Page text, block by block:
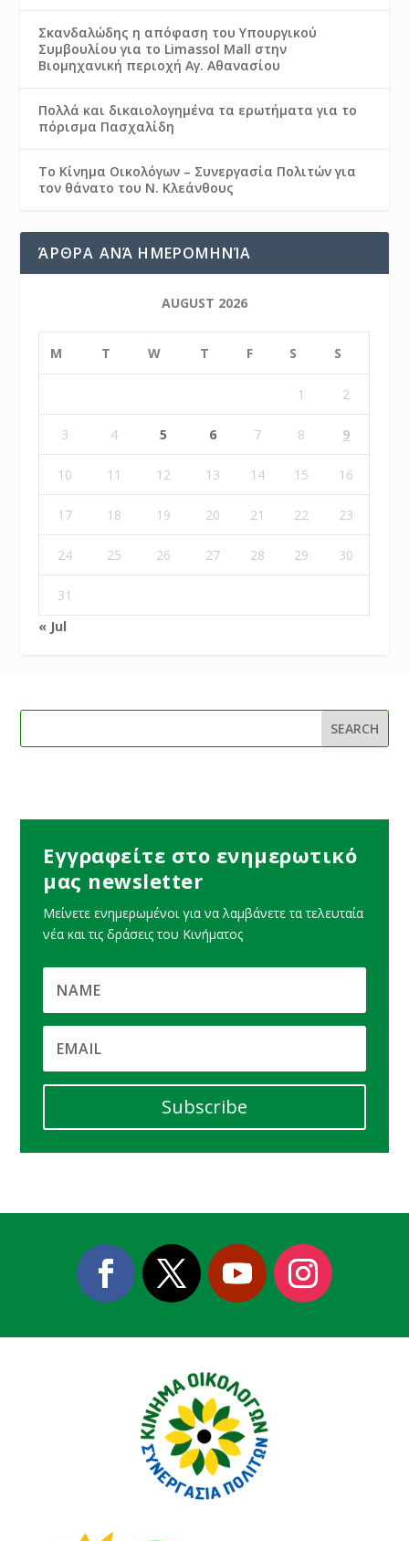
Σκανδαλώδης η απόφαση του Υπουργικού
Συμβουλίου για το Limassol Mall στην
Βιομηχανική περιοχή Αγ. Αθανασίου
Πολλά και δικαιολογημένα τα ερωτήματα για το
πόρισμα Πασχαλίδη
Το Κίνημα Οικολόγων – Συνεργασία Πολιτών για
τον θάνατο του Ν. Κλεάνθους
ΆΡΘΡΑ ΑΝΆ ΗΜΕΡΟΜΗΝΊΑ
AUGUST 2026
M T W T F S S
1 2
3 4 5 6 7 8 9
10 11 12 13 14 15 16
17 18 19 20 21 22 23
24 25 26 27 28 29 30
31
« Jul
Εγγραφείτε στο ενημερωτικό
μας newsletter
Μείνετε ενημερωμένοι για να λαμβάνετε τα τελευταία
νέα και τις δράσεις του Κινήματος
Subscribe